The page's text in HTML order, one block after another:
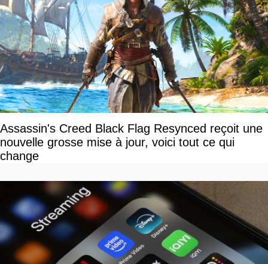
Assassin's Creed Black Flag Resynced reçoit une
nouvelle grosse mise à jour, voici tout ce qui
change